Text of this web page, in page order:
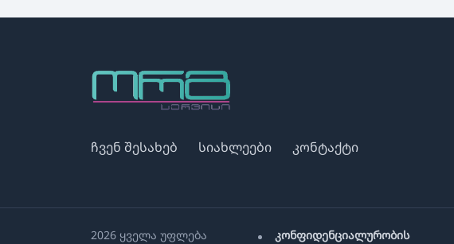
ჩვენ შესახებ სიახლეები კონტაქტი
2026 ყველა უფლება
კონფიდენციალურობის